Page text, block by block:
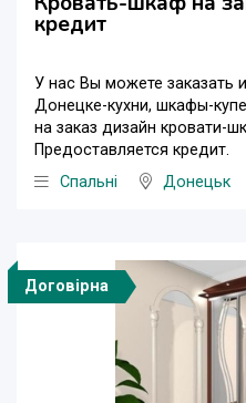
кредит
У нас Вы можете заказать
Донецке-кухни, шкафы-
на заказ дизайн кровати-
Предоставляется кредит.
Спальні
Донецьк
Договірна